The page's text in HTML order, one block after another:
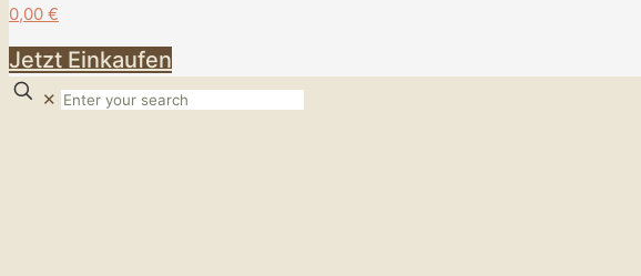
0,00 €
Jetzt Einkaufen
✕